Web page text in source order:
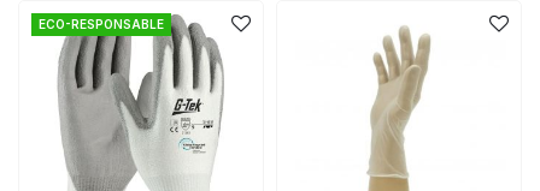
ECO-RESPONSABLE